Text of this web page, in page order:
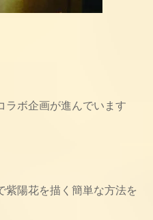
ラボ企画が進んでいます
紫陽花を描く簡単な方法を